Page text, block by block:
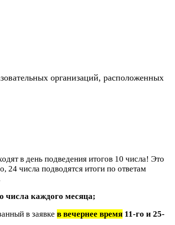
организаций, расположенных
в день подведения итогов 10 числа! Это
24 числа подводятся итоги по ответам
числа каждого месяца;
в заявке в вечернее время 11-го и 25-